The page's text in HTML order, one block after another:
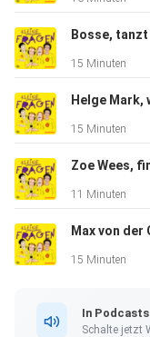
Amelie Kern und
Maximilian Frisch
Schnitt & Mix:
15 Minuten
15 Minuten
Zoe Wees,
11 Minuten
15 Minuten
In
Schalte jetzt